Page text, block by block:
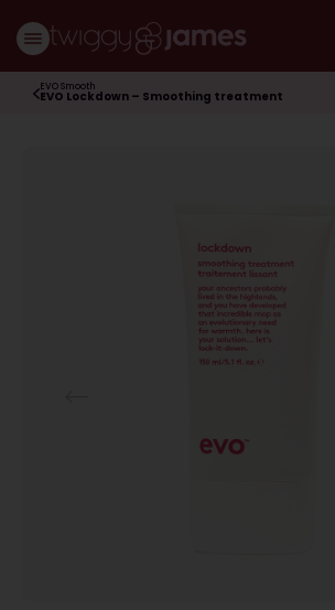
EVO Smooth
EVO Lockdown – Smoothing treatment